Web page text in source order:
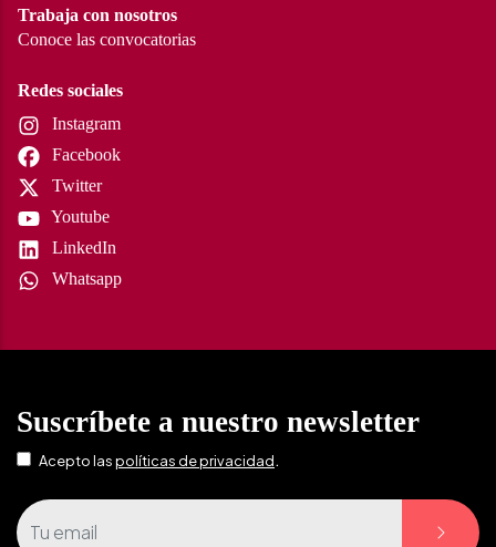
Trabaja con nosotros
Conoce las convocatorias
Redes sociales
Instagram
Facebook
Twitter
Youtube
LinkedIn
Whatsapp
Suscríbete a nuestro newsletter
Acepto laspolíticas de privacidad.